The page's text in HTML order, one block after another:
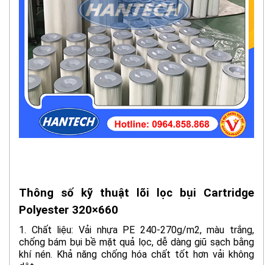
Thông số kỹ thuật lõi lọc bụi Cartridge
Polyester 320×660
1. Chất liệu: Vải nhựa PE 240-270g/m2, màu trắng,
chống bám bụi bề mặt quả lọc, dễ dàng giũ sạch bằng
khí nén. Khả năng chống hóa chất tốt hơn vải không